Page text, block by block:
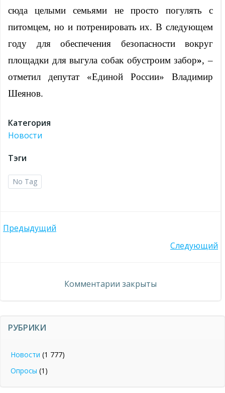
сюда целыми семьями не просто погулять с
питомцем, но и потренировать их. В следующем
году для обеспечения безопасности вокруг
площадки для выгула собак обустроим забор», –
отметил депутат «Единой России»
Владимир
Шеянов.
Категория
Новости
Тэги
No Tag
Навигация
записям
Предыдущий
Следующий
Комментарии закрыты
РУБРИКИ
Новости (1 777)
Опросы (1)